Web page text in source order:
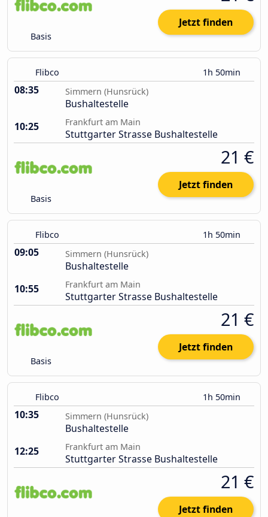
Basis
Jetzt finden
Flibco 1h 50min
08:35 Simmern (Hunsrück)
Bushaltestelle
10:25
Frankfurt am Main
Stuttgarter Strasse Bushaltestelle
Basis
21 €
Jetzt finden
Flibco 1h 50min
09:05 Simmern (Hunsrück)
Bushaltestelle
10:55
Frankfurt am Main
Stuttgarter Strasse Bushaltestelle
Basis
21 €
Jetzt finden
Flibco 1h 50min
10:35 Simmern (Hunsrück)
Bushaltestelle
12:25
Frankfurt am Main
Stuttgarter Strasse Bushaltestelle
21 €
Jetzt finden